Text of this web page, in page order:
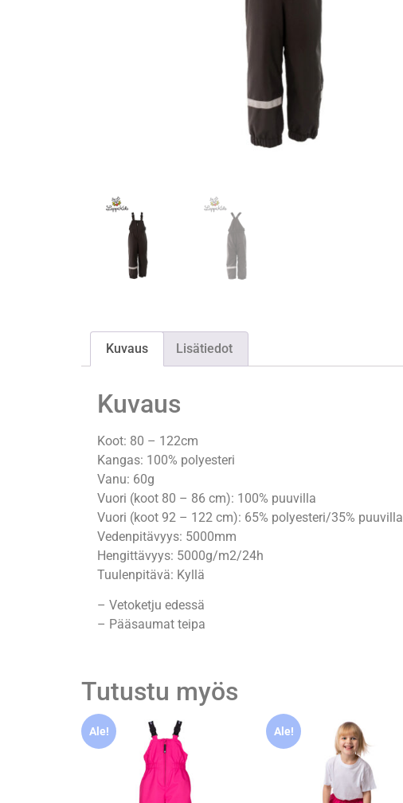
Kuvaus Lisätiedot
Kuvaus
Koot: 80 – 122cm
Kangas: 100% polyesteri
Vanu: 60g
Vuori (koot 80 – 86 cm): 100% puuvilla
Vuori (koot 92 – 122 cm): 65% polyesteri/35% puuvilla
Vedenpitävyys: 5000mm
Hengittävyys: 5000g/m2/24h
Tuulenpitävä: Kyllä
– Vetoketju edessä
– Pääsaumat teipa
Tutustu myös
Ale! Ale!